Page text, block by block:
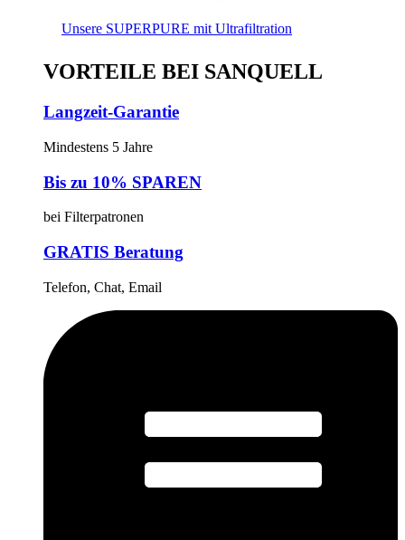
Unsere SUPERPURE mit Ultrafiltration
VORTEILE BEI SANQUELL
Langzeit-Garantie
Mindestens 5 Jahre
Bis zu 10% SPAREN
bei Filterpatronen
GRATIS Beratung
Telefon, Chat, Email